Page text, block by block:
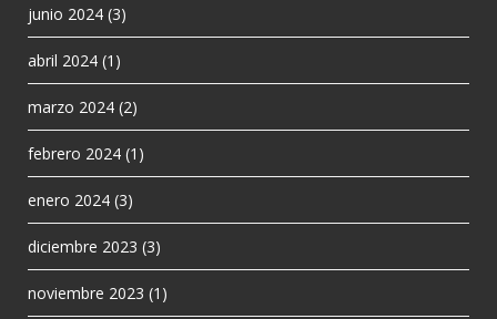
junio 2024 (3)
abril 2024 (1)
marzo 2024 (2)
febrero 2024 (1)
enero 2024 (3)
diciembre 2023 (3)
noviembre 2023 (1)